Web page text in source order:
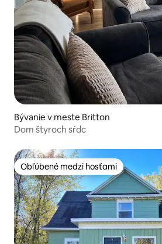
Bývanie v meste Britton
Dom štyroch sŕdc
Obľúbené medzi hosťami
Obľúbené medzi hosťami